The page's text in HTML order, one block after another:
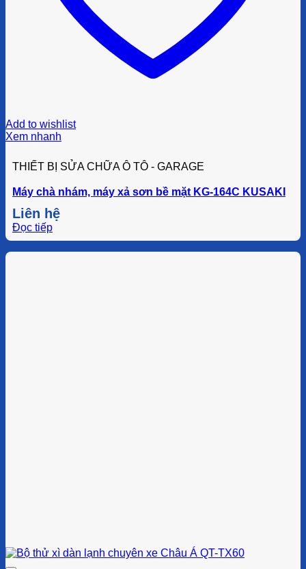
Add to wishlist
Xem nhanh
THIẾT BỊ SỬA CHỮA Ô TÔ - GARAGE
Máy chà nhám, máy xả sơn bề mặt KG-164C KUSAKI
Liên hệ
Đọc tiếp